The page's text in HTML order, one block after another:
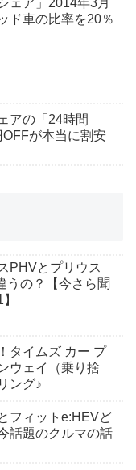
ェア」2014年3月
ド車の比率を20％
アの「24時間
が本当に割安
PHVとプリウス
うの？【今さら聞
タイムズ カー プ
ウェイ（乗り捨
ング♪
フィットe:HEVど
話題のクルマの話